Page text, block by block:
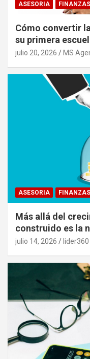
ASESORIA FINANZAS
Cómo convertir
su primera
julio 20, 2026 MS
ASESORIA FINANZAS
Más allá del
construido es la
julio 14, 2026